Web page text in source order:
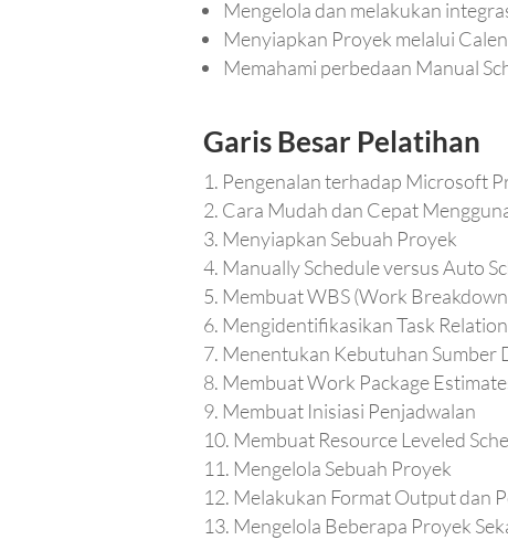
Mengelola dan melakukan
Menyiapkan Proyek melalui
Memahami perbedaan Manual
Garis Besar Pelatihan
Pengenalan terhadap Microsoft
Cara Mudah dan Cepat
Menyiapkan Sebuah Proyek
Manually Schedule versus Auto
Membuat WBS (Work
Mengidentifikasikan Task
Menentukan Kebutuhan Sumber
Membuat Work Package
Membuat Inisiasi Penjadwalan
Membuat Resource Leveled
Mengelola Sebuah Proyek
Melakukan Format Output dan
Mengelola Beberapa Proyek